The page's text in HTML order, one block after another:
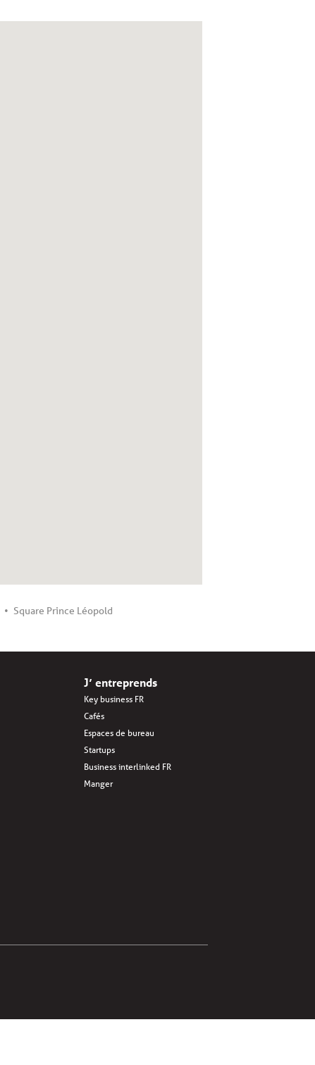
Square Prince Léopold
J’ entreprends
Key business FR
Cafés
Espaces de bureau
Startups
Business interlinked FR
Manger